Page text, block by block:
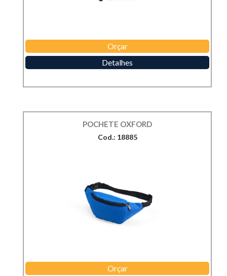
Orçar
Detalhes
POCHETE OXFORD
Cod.: 18885
Orçar